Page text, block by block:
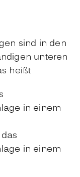
sind in den
unteren
heißt
in einem
in einem